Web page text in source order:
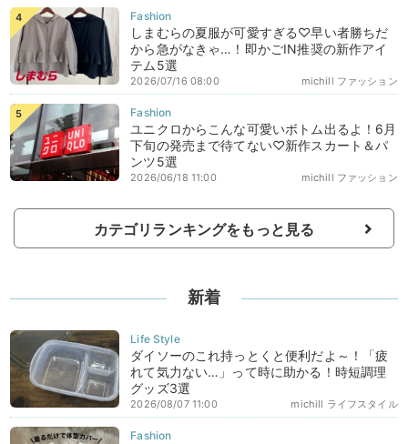
しまむらの夏服が可愛すぎる♡早い者勝ちだ
から急がなきゃ…！即かごIN推奨の新作アイ
テム5選
michill ファッション
2026/07/16 08:00
ユニクロからこんな可愛いボトム出るよ！6月
下旬の発売まで待てない♡新作スカート＆パ
ンツ5選
michill ファッション
2026/06/18 11:00
カテゴリランキングをもっと見る
新着
ダイソーのこれ持っとくと便利だよ～！「疲
れて気力ない…」って時に助かる！時短調理
グッズ3選
michill ライフスタイル
2026/08/07 11:00